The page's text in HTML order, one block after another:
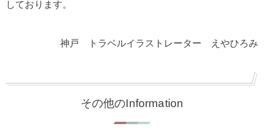
しております。
神戸 トラベルイラストレーター えやひろみ
その他のInformation